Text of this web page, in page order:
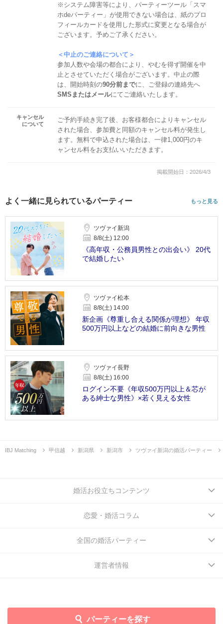
※システム障害等により、パーティーツール「スマ
ホdeパーティー」が使用できない場合は、紙のプロ
フィールカードを使用した形式に変更となる場合が
ございます。予めご了承ください。
＜中止のご連絡について＞
参加人数や会場の都合により、やむを得ず開催を中
止とさせていただく場合がございます。中止の際
は、開始時刻の90分前までに、ご登録の連絡先へ
SMSまたはメールにてご連絡いたします。
キャンセル
について
ご予約手続き完了後、お客様都合によりキャンセル
された場合、参加費と同額のキャンセル料が発生し
ます。無料で申込された場合は、一律1,000円のキ
ャンセル料をお支払いいただきます。
掲載開始日：2026/4/3
よく一緒に見られているパーティー もっと見る
ツヴァイ新潟
8/8(土) 12:00
《高年収・公務員男性との出会い》 20代
で結婚したい
ツヴァイ松本
8/8(土) 14:00
新企画《尊重し合える関係が理想》 年収
500万円以上などの結婚に前向きな男性
ツヴァイ長野
8/8(土) 16:00
ログイン不要《年収500万円以上＆芯が
ある紳士な男性》×若く見える女性
IBJ Matching 甲信越 新潟県 新潟市 ツヴァイ新潟の婚活パーティー
パーティーを探す
婚活お役立ちコンテンツ
恋愛・婚活コラム
全国の婚活パーティー
運営者情報